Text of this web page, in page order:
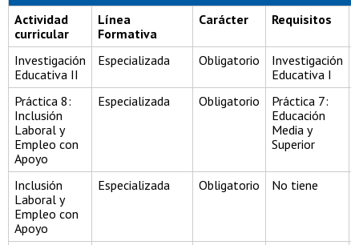
Actividad
curricular
Línea
Formativa
Carácter Requisitos
Investigación
Educativa II
Especializada Obligatorio
Investigación
Educativa I
Práctica 8:
Inclusión
Laboral y
Empleo con
Apoyo
Especializada Obligatorio
Práctica 7:
Educación
Media y
Superior
Inclusión
Laboral y
Empleo con
Apoyo
Especializada Obligatorio No tiene